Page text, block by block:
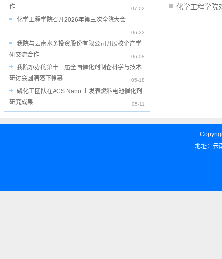
07-02
作
06-22
化学工程学院召开2026年第三次全院大会
06-08
我院与云南水务投资股份有限公司开展校企产学
研交流合作
05-18
我院承办的第十三届全国催化剂制备科学与技术
研讨会圆满落下帷幕
05-11
磷化工团队在ACS Nano 上发表燃料电池催化剂
研究成果
化学工程学院
地址：云